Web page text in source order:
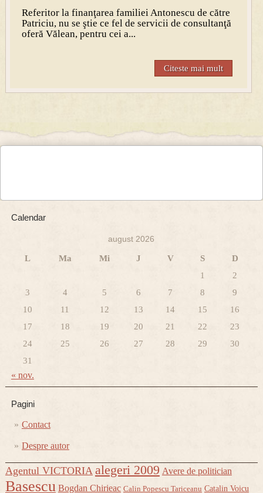
Referitor la finanţarea familiei Antonescu de către
Patriciu, nu se ştie ce fel de servicii de consultanţă
oferă Vălean, pentru cei a...
Citeste mai mult
Calendar
august 2026
L Ma Mi J V S
D
1
2
3
4 5 6 7 8
9
10
11 12 13 14 15
16
17
18 19 20 21 22
23
24
25 26 27 28 29
30
31
« nov.
Pagini
Contact
Despre autor
Agentul VICTORIA alegeri 2009 Avere de politician
Basescu Bogdan Chirieac Calin Popescu Tariceanu Catalin Voicu